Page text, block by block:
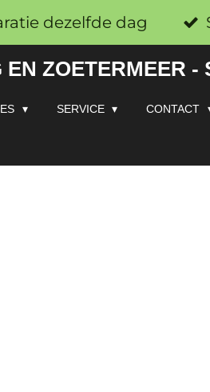
dezelfde dag
ZOETERMEER -
SERVICE CONTACT